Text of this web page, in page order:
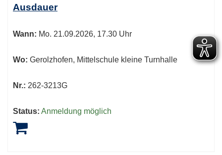
Ausdauer
Wann: Mo. 21.09.2026, 17.30 Uhr
Wo: Gerolzhofen, Mittelschule kleine Turnhalle
Nr.: 262-3213G
Status: Anmeldung möglich